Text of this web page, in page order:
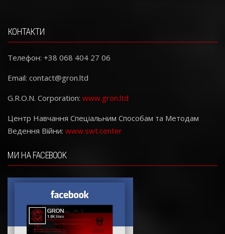
КОНТАКТИ
Телефон: +38 068 404 27 06
Email: contact@gron.ltd
G.R.O.N. Corporation: www.gron.ltd
Центр Навчання Спеціальним Способам та Методам
Ведення Війни: www.swt.center
МИ НА FACEBOOK